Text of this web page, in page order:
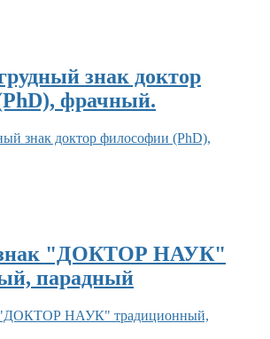
знак доктор
фрачный.
знак "ДОКТОР НАУК"
парадный